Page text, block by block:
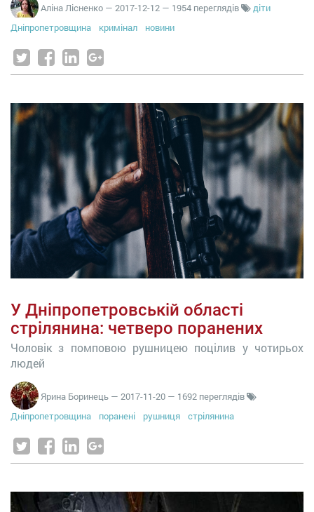
Аліна Лісненко — 2017-12-12 — 1954 переглядів
діти
Дніпропетровщина
кримінал новини
У Дніпропетровській області
стрілянина: четверо поранених
Чоловік з помповою рушницею поцілив у чотирьох
людей
Ярина Боринець — 2017-11-20 — 1692 переглядів
Дніпропетровщина
поранені рушниця стрілянина